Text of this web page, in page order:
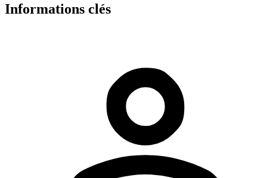
Informations clés